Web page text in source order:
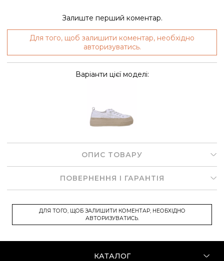
Залиште перший коментар.
Для того, щоб залишити коментар, необхідно
авторизуватись.
Варіанти цієї моделі:
ОПИС ТОВАРУ
ПОВЕРНЕННЯ І ГАРАНТІЯ
ДЛЯ ТОГО, ЩОБ ЗАЛИШИТИ КОМЕНТАР, НЕОБХІДНО
АВТОРИЗУВАТИСЬ.
КАТАЛОГ